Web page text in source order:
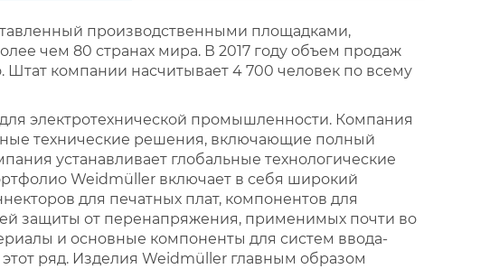
производственными площадками,
чем 80 странах мира. В 2017 году объем продаж
компании насчитывает 4 700 человек по всему
электротехнической промышленности. Компания
технические решения, включающие полный
устанавливает глобальные технологические
Weidmüller включает в себя широкий
для печатных плат, компонентов для
защиты от перенапряжения, применимых почти во
и основные компоненты для систем ввода-
ряд. Изделия Weidmüller главным образом